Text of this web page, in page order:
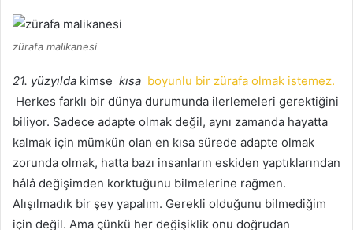
zürafa malikanesi
21. yüzyılda kimse kısa boyunlu bir zürafa olmak istemez.
Herkes farklı bir dünya durumunda ilerlemeleri gerektiğini
biliyor. Sadece adapte olmak değil, aynı zamanda hayatta
kalmak için mümkün olan en kısa sürede adapte olmak
zorunda olmak, hatta bazı insanların eskiden yaptıklarından
hâlâ değişimden korktuğunu bilmelerine rağmen.
Alışılmadık bir şey yapalım. Gerekli olduğunu bilmediğim
için değil. Ama çünkü her değişiklik onu doğrudan